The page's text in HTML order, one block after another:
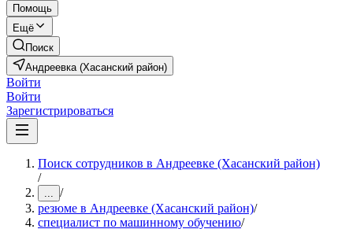
Помощь
Ещё
Поиск
Андреевка (Хасанский район)
Войти
Войти
Зарегистрироваться
Поиск сотрудников в Андреевке (Хасанский район)
/
... /
резюме в Андреевке (Хасанский район)/
специалист по машинному обучению/